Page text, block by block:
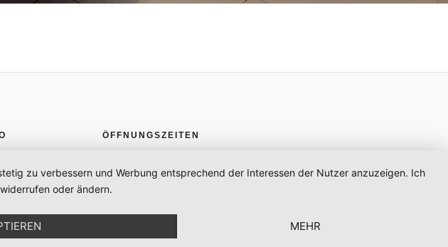
ÖFFNUNGSZEITEN
Montag – Freitag
08:00 Uhr – 18:00 Uhr
Samstag
zu verbessern und Werbung entsprechend der Interessen der Nutzer anzuzeigen. Ich
oder ändern.
MEHR